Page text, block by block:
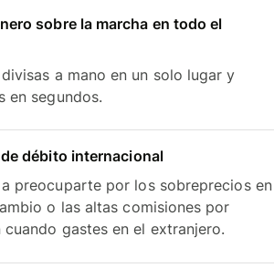
sobre la marcha en todo el
a mano en un solo lugar y
en segundos.
débito internacional
preocuparte por los sobreprecios en
o las altas comisiones por
gastes en el extranjero.